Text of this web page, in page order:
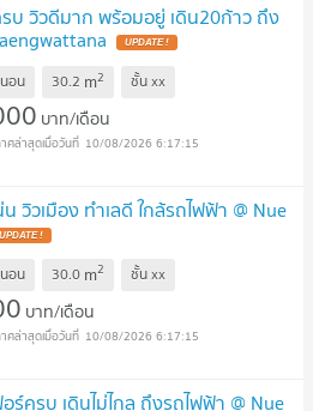
บ วิวดีมาก พร้อมอยู่ เดิน20ก้าว ถึง
UPDATE !
อน 30.2 m2 ชั้นxx
บาท/เดือน
10/08/2026 6:17:15
วิวเมือง ทำเลดี ใกล้รถไฟฟ้า @ Nue
UPDATE !
อน 30.0 m2 ชั้นxx
บาท/เดือน
10/08/2026 6:17:15
ร์ครบ เดินไม่ไกล ถึงรถไฟฟ้า @ Nue